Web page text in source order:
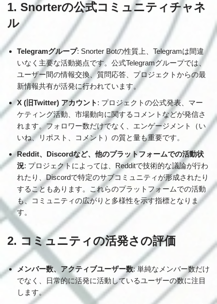
1. Snorterの公式コミュニティチャネ
ル
Telegramグループ: Snorter Botの性質上、Telegramは間違
いなく主要な活動拠点です。公式Telegramグループでは、
ユーザー間の情報交換、質問応答、プロジェクトからの最
新情報共有が活発に行われています。
X (旧Twitter) アカウント : プロジェクトの公式発表、マー
ケティング活動、市場動向に関するコメントなどが発信さ
れます。フォロワー数だけでなく、エンゲージメント（い
いね、リポスト、コメント）の質と量も重要です。
Reddit、Discordなど、他のプラットフォームでの活動状
況: プロジェクトによっては、Redditで技術的な議論が行わ
れたり、Discordで特定のサブコミュニティが形成されたり
することもあります。これらのプラットフォームでの活動
も、コミュニティの広がりと多様性を示す指標となりま
す。
2. コミュニティの活発さの評価
メンバー数、アクティブユーザー数: 単純なメンバー数だけ
でなく、日常的に活発に活動しているユーザーの数に注目
します。